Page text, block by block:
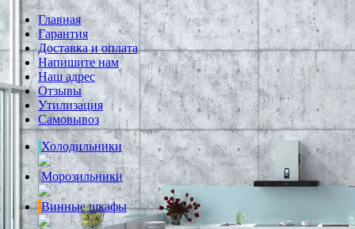
Главная
Гарантия
Доставка и оплата
Напишите нам
Наш адрес
Отзывы
Утилизация
Самовывоз
Холодильники
Морозильники
Винные шкафы